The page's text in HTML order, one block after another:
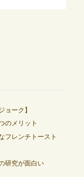
ョーク】
のメリット
フレンチトースト
研究が面白い